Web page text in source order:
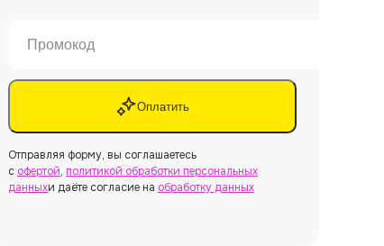
Оплатить
Отправляя форму, вы соглашаетесь
с офертой, политикой обработки персональных
данныхи даёте согласие на обработку данных